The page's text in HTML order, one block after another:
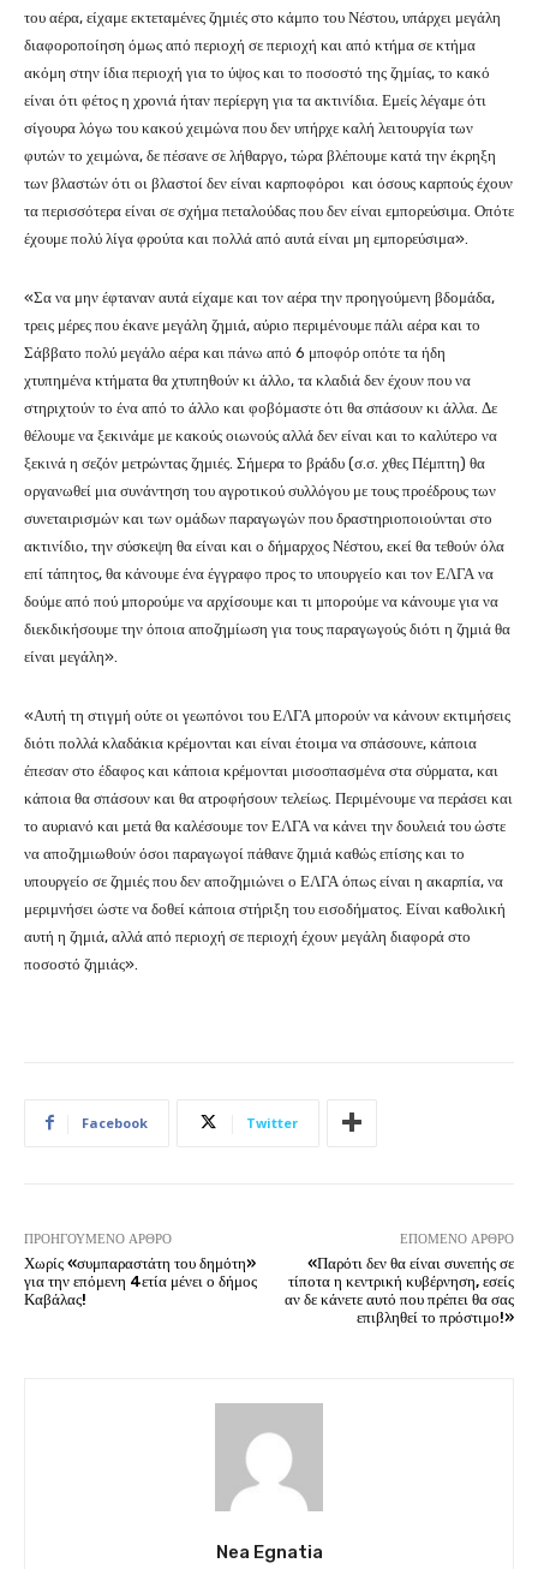
του αέρα, είχαμε εκτεταμένες ζημιές στο κάμπο του Νέστου, υπάρχει μεγάλη
διαφοροποίηση όμως από περιοχή σε περιοχή και από κτήμα σε κτήμα
ακόμη στην ίδια περιοχή για το ύψος και το ποσοστό της ζημίας, το κακό
είναι ότι φέτος η χρονιά ήταν περίεργη για τα ακτινίδια. Εμείς λέγαμε ότι
σίγουρα λόγω του κακού χειμώνα που δεν υπήρχε καλή λειτουργία των
φυτών το χειμώνα, δε πέσανε σε λήθαργο, τώρα βλέπουμε κατά την έκρηξη
των βλαστών ότι οι βλαστοί δεν είναι καρποφόροι και όσους καρπούς έχουν
τα περισσότερα είναι σε σχήμα πεταλούδας που δεν είναι εμπορεύσιμα. Οπότε
έχουμε πολύ λίγα φρούτα και πολλά από αυτά είναι μη εμπορεύσιμα».
«Σα να μην έφταναν αυτά είχαμε και τον αέρα την προηγούμενη βδομάδα,
τρεις μέρες που έκανε μεγάλη ζημιά, αύριο περιμένουμε πάλι αέρα και το
Σάββατο πολύ μεγάλο αέρα και πάνω από 6 μποφόρ οπότε τα ήδη
χτυπημένα κτήματα θα χτυπηθούν κι άλλο, τα κλαδιά δεν έχουν που να
στηριχτούν το ένα από το άλλο και φοβόμαστε ότι θα σπάσουν κι άλλα. Δε
θέλουμε να ξεκινάμε με κακούς οιωνούς αλλά δεν είναι και το καλύτερο να
ξεκινά η σεζόν μετρώντας ζημιές. Σήμερα το βράδυ (σ.σ. χθες Πέμπτη) θα
οργανωθεί μια συνάντηση του αγροτικού συλλόγου με τους προέδρους των
συνεταιρισμών και των ομάδων παραγωγών που δραστηριοποιούνται στο
ακτινίδιο, την σύσκεψη θα είναι και ο δήμαρχος Νέστου, εκεί θα τεθούν όλα
επί τάπητος, θα κάνουμε ένα έγγραφο προς το υπουργείο και τον ΕΛΓΑ να
δούμε από πού μπορούμε να αρχίσουμε και τι μπορούμε να κάνουμε για να
διεκδικήσουμε την όποια αποζημίωση για τους παραγωγούς διότι η ζημιά θα
είναι μεγάλη».
«Αυτή τη στιγμή ούτε οι γεωπόνοι του ΕΛΓΑ μπορούν να κάνουν εκτιμήσεις
διότι πολλά κλαδάκια κρέμονται και είναι έτοιμα να σπάσουνε, κάποια
έπεσαν στο έδαφος και κάποια κρέμονται μισοσπασμένα στα σύρματα, και
κάποια θα σπάσουν και θα ατροφήσουν τελείως. Περιμένουμε να περάσει και
το αυριανό και μετά θα καλέσουμε τον ΕΛΓΑ να κάνει την δουλειά του ώστε
να αποζημιωθούν όσοι παραγωγοί πάθανε ζημιά καθώς επίσης και το
υπουργείο σε ζημιές που δεν αποζημιώνει ο ΕΛΓΑ όπως είναι η ακαρπία, να
μεριμνήσει ώστε να δοθεί κάποια στήριξη του εισοδήματος. Είναι καθολική
αυτή η ζημιά, αλλά από περιοχή σε περιοχή έχουν μεγάλη διαφορά στο
ποσοστό ζημιάς».
Facebook Twitter
ΠΡΟΗΓΟΎΜΕΝΟ ΆΡΘΡΟ
Χωρίς «συμπαραστάτη του δημότη»
για την επόμενη 4ετία μένει ο δήμος
Καβάλας!
ΕΠΌΜΕΝΟ ΆΡΘΡΟ
«Παρότι δεν θα είναι συνεπής σε
τίποτα η κεντρική κυβέρνηση, εσείς
αν δε κάνετε αυτό που πρέπει θα σας
επιβληθεί το πρόστιμο!»
Nea Egnatia